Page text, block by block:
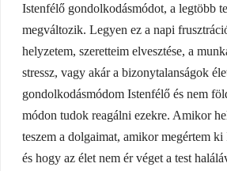
Istenfélő gondolkodásmódot, a legtöbb
megváltozik. Legyen ez a napi
helyzetem, szeretteim elvesztése, a
stressz, vagy akár a bizonytalanságok
gondolkodásmódom Istenfélő és nem
módon tudok reagálni ezekre. Amikor
teszem a dolgaimat, amikor megértem
és hogy az élet nem ér véget a test